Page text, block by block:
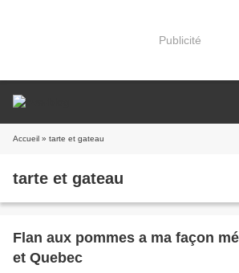
Publicité
Accueil » tarte et gateau
tarte et gateau
Flan aux pommes a ma façon
et Quebec